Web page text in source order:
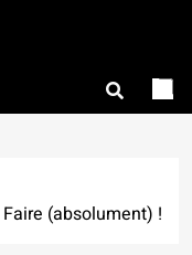
(absolument) !